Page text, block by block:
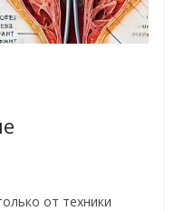
от техники